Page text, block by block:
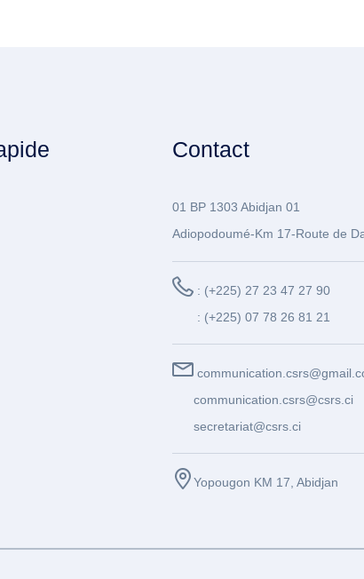
Contact
01 BP 1303 Abidjan 01
Adiopodoumé-Km 17-Route de
: (+225) 27 23 47 27 90
: (+225) 07 78 26 81 21
communication.csrs@csrs.ci
secretariat@csrs.ci
Yopougon KM 17, Abidjan